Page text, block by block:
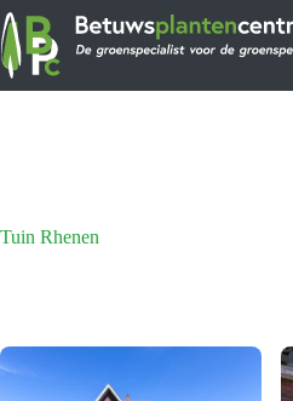
Ga
naar
de
inhoud
Tuin Rhenen